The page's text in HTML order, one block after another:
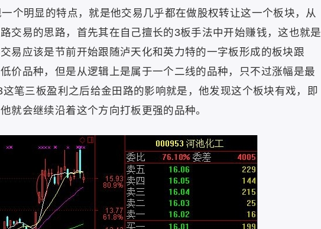
个明显的特点，就是他交易几乎都在做股权转让这一个板块，从
交易的思路，首先其在自己擅长的3板手法中开始赚钱，这也就是
易应该是节前开始跟随泸天化和英力特的一字板形成的板块跟
价品种，但是从逻辑上是属于一个二线的品种，只不过涨幅是最
笔三板盈利之后给金田路的影响就是，他发现这个板块有戏，即
就会继续沿着这个方向打板更强的品种。